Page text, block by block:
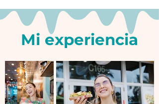
Mi experiencia